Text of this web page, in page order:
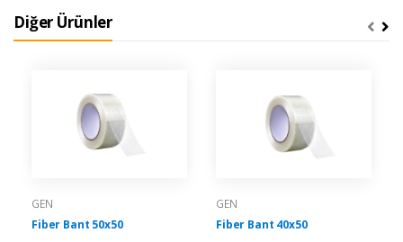
Diğer Ürünler
GEN
Fiber Bant 50x50
GEN
Fiber Bant 40x50